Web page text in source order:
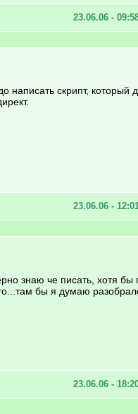
23.06.06 -
написать скрипт, который
23.06.06 -
знаю че писать, хотя бы
бы я думаю
23.06.06 -